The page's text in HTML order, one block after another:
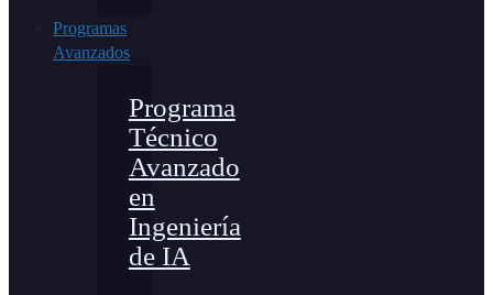
Programas
Avanzados
Programa
Técnico
Avanzado
en
Ingeniería
de IA